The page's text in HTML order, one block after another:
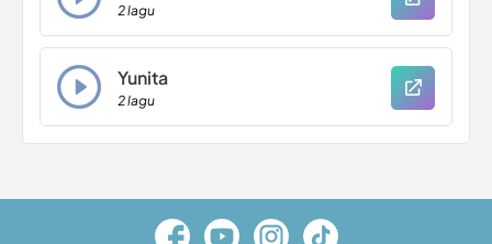
2 lagu
Yunita
2 lagu